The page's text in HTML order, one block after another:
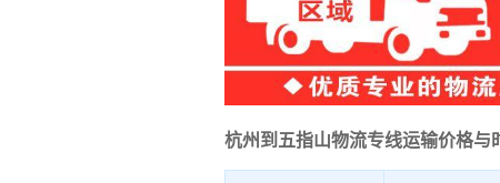
杭州到五指山物流专线运输价格与